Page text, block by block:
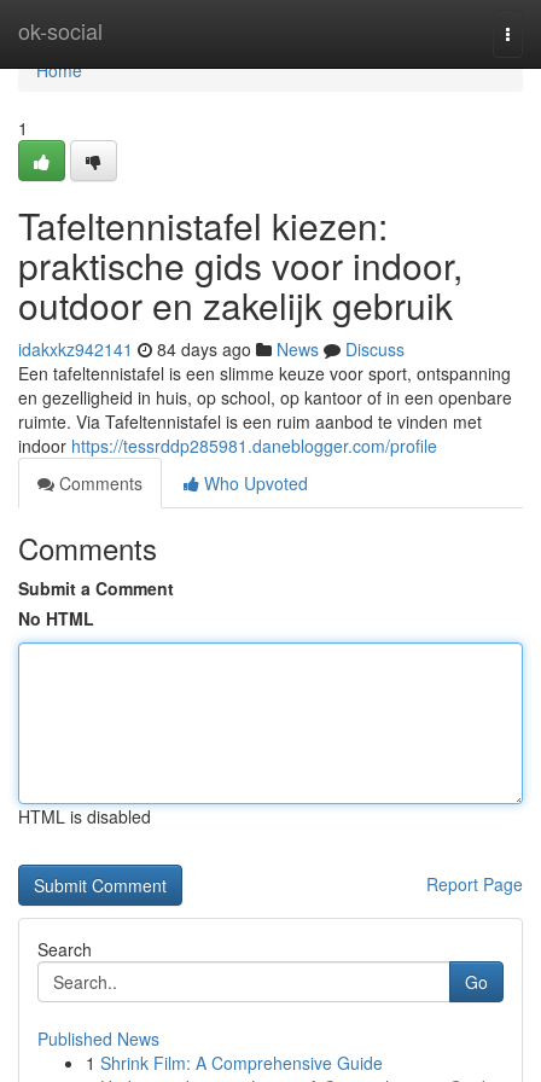
ok-social
Home
Home
1
Tafeltennistafel kiezen:
praktische gids voor indoor,
outdoor en zakelijk gebruik
idakxkz942141 84 days ago News
Discuss
Een tafeltennistafel is een slimme keuze voor sport, ontspanning
en gezelligheid in huis, op school, op kantoor of in een openbare
ruimte. Via Tafeltennistafel is een ruim aanbod te vinden met
indoor https://tessrddp285981.daneblogger.com/profile
Comments
Who Upvoted
Comments
Submit a Comment
No HTML
HTML is disabled
Report Page
Search
Go
Published News
1 Shrink Film: A Comprehensive Guide